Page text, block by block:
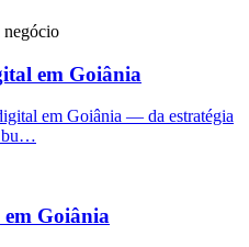
negócio
em Goiânia
em Goiânia — da estratégia
bu…
em Goiânia